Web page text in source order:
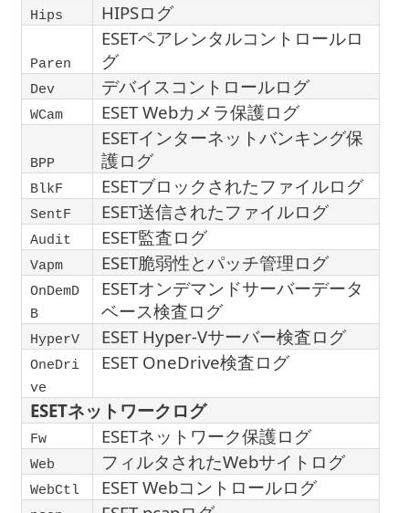
Hips HIPSログ
Paren
ESETペアレンタルコントロールロ
グ
Dev デバイスコントロールログ
WCam ESET Webカメラ保護ログ
BPP
ESETインターネットバンキング保
護ログ
BlkF ESETブロックされたファイルログ
SentF ESET送信されたファイルログ
Audit ESET監査ログ
Vapm ESET脆弱性とパッチ管理ログ
OnDemD
B
ESETオンデマンドサーバーデータ
ベース検査ログ
HyperV ESET Hyper-Vサーバー検査ログ
OneDri
ve
ESET OneDrive検査ログ
ESETネットワークログ
Fw ESETネットワーク保護ログ
Web フィルタされたWebサイトログ
WebCtl ESET Webコントロールログ